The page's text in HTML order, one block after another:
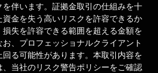
伴います。証拠金取引の仕組みを十
金を失う高いリスクを許容できるか
失を許容できる範囲を超える金額を
、プロフェッショナルクライアント
る可能性があります。本取引内容を
当社のリスク警告ポリシーをご確認